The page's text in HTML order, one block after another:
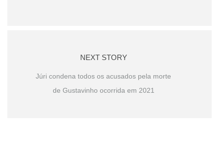
NEXT STORY
Júri condena todos os acusados pela morte
de Gustavinho ocorrida em 2021